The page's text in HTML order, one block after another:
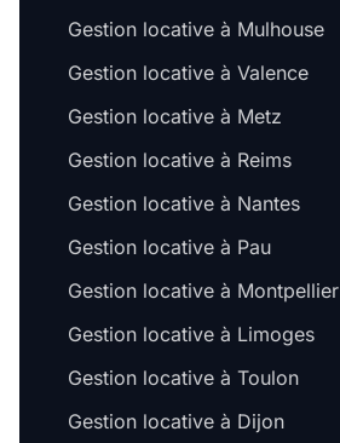
Gestion locative à Mulhouse
Gestion locative à Valence
Gestion locative à Metz
Gestion locative à Reims
Gestion locative à Nantes
Gestion locative à Pau
Gestion locative à Montpellier
Gestion locative à Limoges
Gestion locative à Toulon
Gestion locative à Dijon